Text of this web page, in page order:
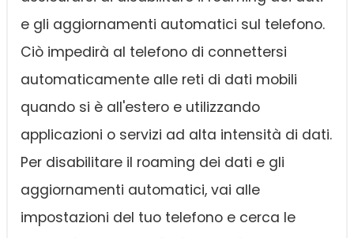
e gli aggiornamenti automatici sul telefono.
Ciò impedirà al telefono di connettersi
automaticamente alle reti di dati mobili
quando si è all'estero e utilizzando
applicazioni o servizi ad alta intensità di dati.
Per disabilitare il roaming dei dati e gli
aggiornamenti automatici, vai alle
impostazioni del tuo telefono e cerca le